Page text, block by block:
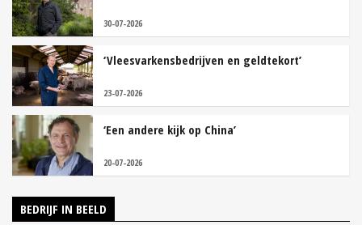
30-07-2026
‘Vleesvarkensbedrijven en geldtekort’
23-07-2026
‘Een andere kijk op China’
20-07-2026
BEDRIJF IN BEELD